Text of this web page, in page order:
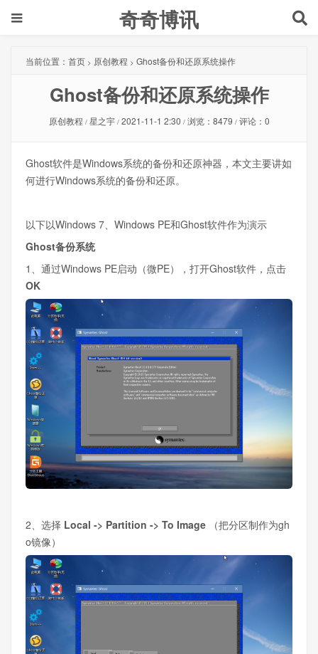
奇奇博讯
当前位置： 首页 > 原创教程 > Ghost备份和还原系统操作
Ghost备份和还原系统操作
原创教程 / 星之宇 / 2021-11-1 2:30 / 浏览：8479 / 评论：0
Ghost软件是Windows系统的备份和还原神器，本文主要讲如
何进行Windows系统的备份和还原。
以下以Windows 7、Windows PE和Ghost软件作为演示
Ghost备份系统
1、通过Windows PE启动（微PE），打开Ghost软件，点击
OK
2、选择 Local -> Partition -> To Image （把分区制作为gh
o镜像）